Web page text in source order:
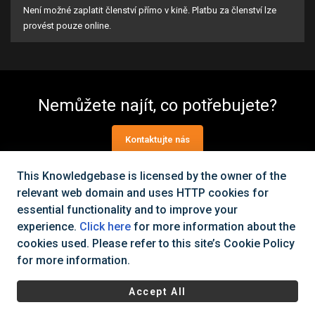
Není možné zaplatit členství přímo v kině. Platbu za členství lze
provést pouze online.
Nemůžete najít, co potřebujete?
Kontaktujte nás
Všechna práva vyhrazena Cinema City Česká republika2026
Všeobecné obchodní podmínky |
Ochrana osobních údajů a
cookies
This Knowledgebase is licensed by the owner of the
relevant web domain and uses HTTP cookies for
essential functionality and to improve your
experience. Click here for more information about the
cookies used. Please refer to this site’s Cookie Policy
for more information.
Accept All